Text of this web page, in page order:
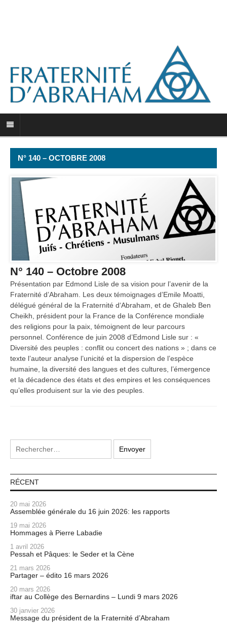
N° 140 – OCTOBRE 2008
N° 140 – Octobre 2008
Présentation par Edmond Lisle de sa vision pour l’avenir de la
Fraternité d’Abraham. Les deux témoignages d’Emile Moatti,
délégué général de la Fraternité d‘Abraham, et de Ghaleb Ben
Cheikh, président pour la France de la Conférence mondiale
des religions pour la paix, témoignent de leur parcours
personnel. Conférence de juin 2008 d’Edmond Lisle sur : «
Diversité des peuples : conflit ou concert des nations » ; dans ce
texte l’auteur analyse l’unicité et la dispersion de l’espèce
humaine, la diversité des langues et des cultures, l’émergence
et la décadence des états et des empires et les conséquences
qu’elles produisent sur la vie des peuples.
RÉCENT
20 mai 2026
Assemblée générale du 16 juin 2026: les rapports
19 mai 2026
Hommages à Pierre Labadie
1 avril 2026
Pessah et Pâques: le Seder et la Cène
21 mars 2026
Partager – édito 16 mars 2026
20 mars 2026
iftar au Collège des Bernardins – Lundi 9 mars 2026
30 janvier 2026
Message du président de la Fraternité d’Abraham